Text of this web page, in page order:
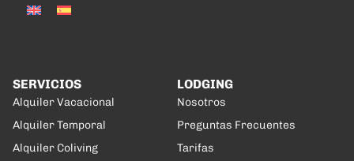
SERVICIOS
Alquiler Vacacional
Alquiler Temporal
Alquiler Coliving
LODGING
Nosotros
Preguntas Frecuentes
Tarifas